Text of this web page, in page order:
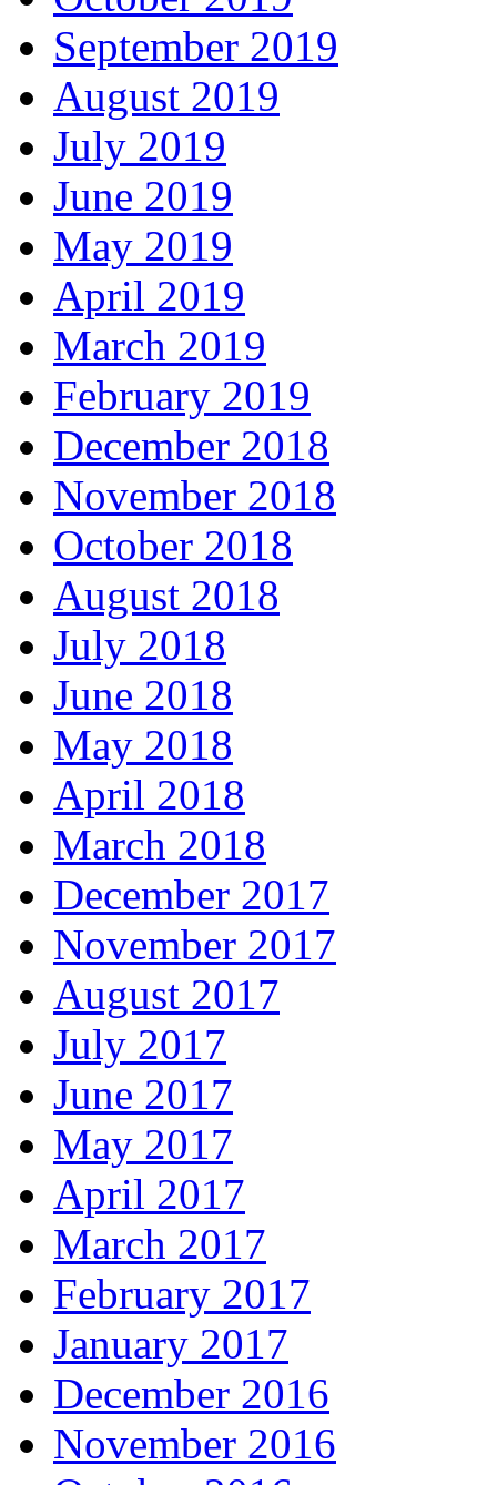
September 2019
August 2019
July 2019
June 2019
May 2019
April 2019
March 2019
February 2019
December 2018
November 2018
October 2018
August 2018
July 2018
June 2018
May 2018
April 2018
March 2018
December 2017
November 2017
August 2017
July 2017
June 2017
May 2017
April 2017
March 2017
February 2017
January 2017
December 2016
November 2016